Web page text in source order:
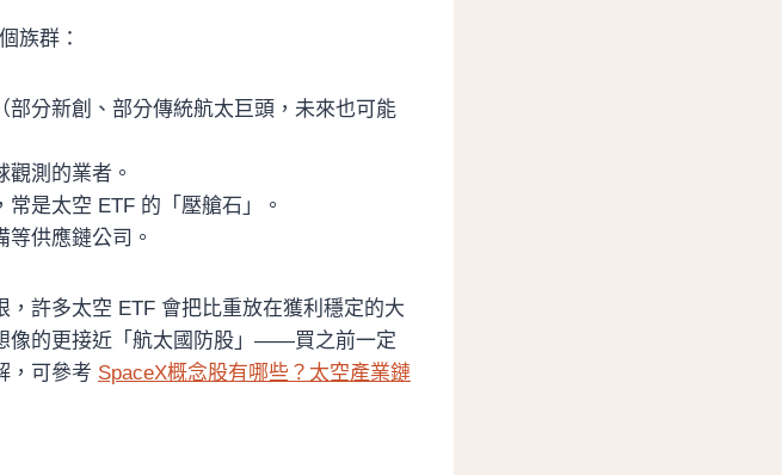
族群：
部分新創、部分傳統航太巨頭，未來也可能
測的業者。
常是太空 ETF 的「壓艙石」。
等供應鏈公司。
許多太空 ETF 會把比重放在獲利穩定的大
像的更接近「航太國防股」——買之前一定
，可參考 SpaceX概念股有哪些？太空產業鏈